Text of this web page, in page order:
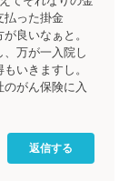
払った掛金
良いなぁと。
万が一入院し
いきますし。
がん保険に入
返信する